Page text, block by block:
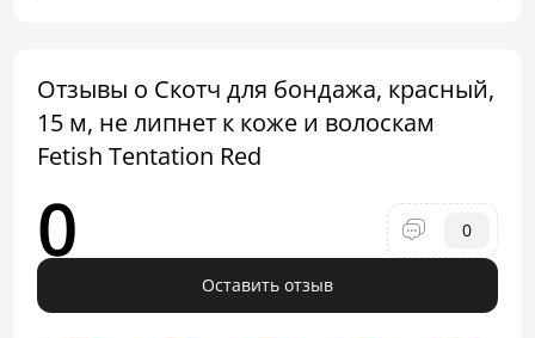
Отзывы о Скотч для бондажа, красный,
15 м, не липнет к коже и волоскам
Fetish Tentation Red
0 0
Оставить отзыв